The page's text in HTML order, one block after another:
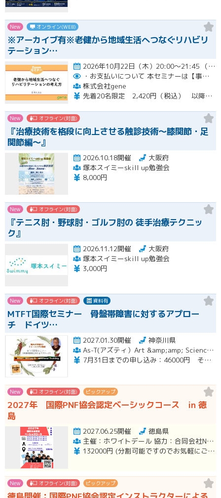
New オンライン(WEB)
※アーカイブ有※老健から地域生活へつなぐリハビリ
テーション…
2026年10月22日（木）20:00～21:45 （受付開始時間 19:45）開催
・お支払いについて 本セミナーは【事前支払い（クレジットカード・銀行振込）】です。
株式会社gene
先着20名限定 2,420円（税込） 以降3,000円（税込） ※お支払い方法：クレジットカード・銀行振込 【キャンセルについて】 決済後はいかなる理由でも返金はいたしませんのでご了承ください。 受講料をお支払いいただいた方には、後日アーカイブの視聴URLをお送りいたします。
New オフライン(対面)
『治療技術を格段に向上させる触診技術～膝関節・足
関節編～』
2026.10.18開催
大阪府
塚本スイミーskill up勉強会
8,000円
New オフライン(対面)
『テニス肘・野球肘・ゴルフ肘の 徒手治療テクニッ
ク』
2026.11.12開催
大阪府
塚本スイミーskill up勉強会
3,000円
New オフライン(対面) 資料有
MTFT国際セミナー 骨盤帯障害に対するアプロー
チ ドイツ…
2027.01.30開催
神奈川県
As-T(アズティ）Art &amp;amp; Science for therapists
7月31日までの申し込み：46000円 その後49000円
New オフライン(対面) ピックアップ
2027年 国際PNF協会認定ベーシックコース in 徳
島
2027.06.25開催
徳島県
主催：ホワイトデール 協力：合同会社NOBILVA
132000円 (分割可能ですのでお気軽にご相談ください。)
New オフライン(対面) ピックアップ